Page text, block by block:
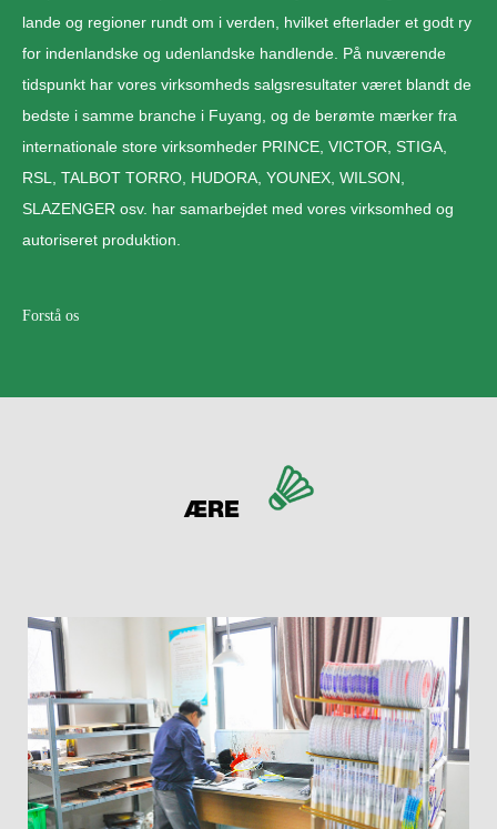
lande og regioner rundt om i verden, hvilket efterlader et godt ry
for indenlandske og udenlandske handlende. På nuværende
tidspunkt har vores virksomheds salgsresultater været blandt de
bedste i samme branche i Fuyang, og de berømte mærker fra
internationale store virksomheder PRINCE, VICTOR, STIGA,
RSL, TALBOT TORRO, HUDORA, YOUNEX, WILSON,
SLAZENGER osv. har samarbejdet med vores virksomhed og
autoriseret produktion.
Forstå os
ÆRE